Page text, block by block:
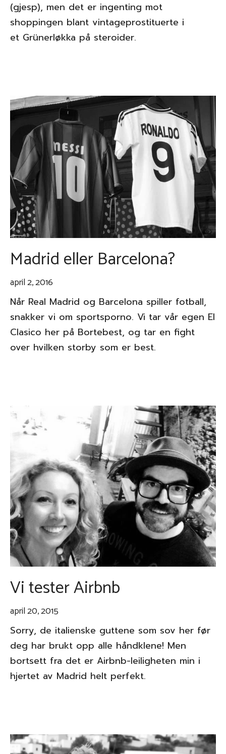
(gjesp), men det er ingenting mot
shoppingen blant vintageprostituerte i
et Grünerløkka på steroider.
Madrid eller Barcelona?
april 2, 2016
Når Real Madrid og Barcelona spiller fotball,
snakker vi om sportsporno. Vi tar vår egen El
Clasico her på Bortebest, og tar en fight
over hvilken storby som er best.
Vi tester Airbnb
april 20, 2015
Sorry, de italienske guttene som sov her før
deg har brukt opp alle håndklene! Men
bortsett fra det er Airbnb-leiligheten min i
hjertet av Madrid helt perfekt.